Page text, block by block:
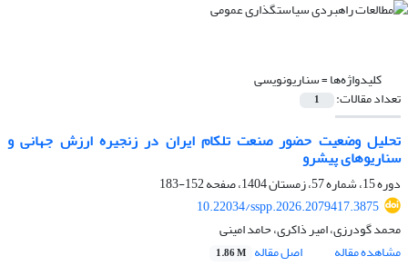
کلیدواژه‌ها =سناریو‌نویسی
تعداد مقالات: 1
تحلیل وضعیت حضور صنعت تلکام ایران در زنجیره ارزش جهانی و
سناریوهای پیشرو
دوره 15، شماره 57، زمستان 1404، صفحه
152-183
10.22034/sspp.2026.2079417.3875
محمد گودرزی، امیر ذاکری، حامد امینی
مشاهده مقاله
اصل مقاله 1.86 M